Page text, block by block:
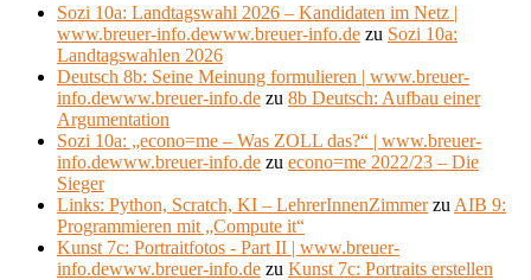
Sozi 10a: Landtagswahl 2026 – Kandidaten im Netz |
www.breuer-info.dewww.breuer-info.de zu Sozi 10a:
Landtagswahlen 2026
Deutsch 8b: Seine Meinung formulieren | www.breuer-
info.dewww.breuer-info.de zu 8b Deutsch: Aufbau einer
Argumentation
Sozi 10a: „econo=me – Was ZOLL das?“ | www.breuer-
info.dewww.breuer-info.de zu econo=me 2022/23 – Die
Sieger
Links: Python, Scratch, KI – LehrerInnenZimmerzu AIB 9:
Programmieren mit „Compute it“
Kunst 7c: Portraitfotos - Part II | www.breuer-
info.dewww.breuer-info.de zu Kunst 7c: Portraits erstellen